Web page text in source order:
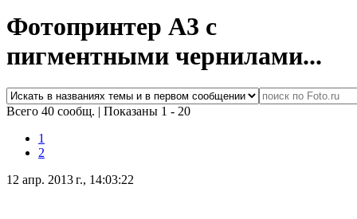
Фотопринтер А3 с
пигментными чернилами...
Всего 40 сообщ. | Показаны 1 - 20
1
2
12 апр. 2013 г., 14:03:22